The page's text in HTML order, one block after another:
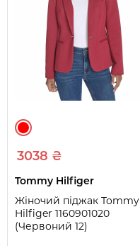
3038 ₴
Tommy Hilfiger
Жіночий піджак Tommy
Hilfiger 1160901020
(Червоний 12)